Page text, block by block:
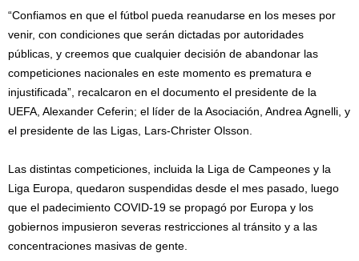
“Confiamos en que el fútbol pueda reanudarse en los meses por
venir, con condiciones que serán dictadas por autoridades
públicas, y creemos que cualquier decisión de abandonar las
competiciones nacionales en este momento es prematura e
injustificada”, recalcaron en el documento el presidente de la
UEFA, Alexander Ceferin; el líder de la Asociación, Andrea Agnelli, y
el presidente de las Ligas, Lars-Christer Olsson.
Las distintas competiciones, incluida la Liga de Campeones y la
Liga Europa, quedaron suspendidas desde el mes pasado, luego
que el padecimiento COVID-19 se propagó por Europa y los
gobiernos impusieron severas restricciones al tránsito y a las
concentraciones masivas de gente.